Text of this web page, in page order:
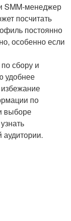
SMM-менеджер
посчитать
постоянно
особенно если
сбору и
удобнее
по
выборе